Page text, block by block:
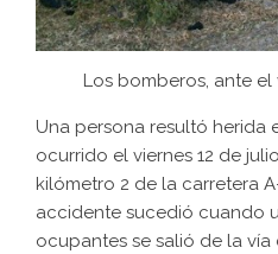
Los bomberos, ante el
Una persona resultó herida
ocurrido el viernes 12 de
kilómetro 2 de la carretera
accidente sucedió cuando
ocupantes se salió de la